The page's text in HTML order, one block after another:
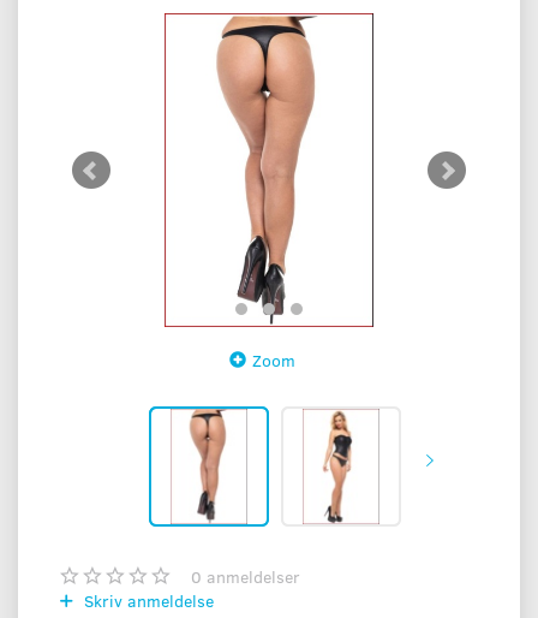
Zoom
0 anmeldelser
Skriv anmeldelse